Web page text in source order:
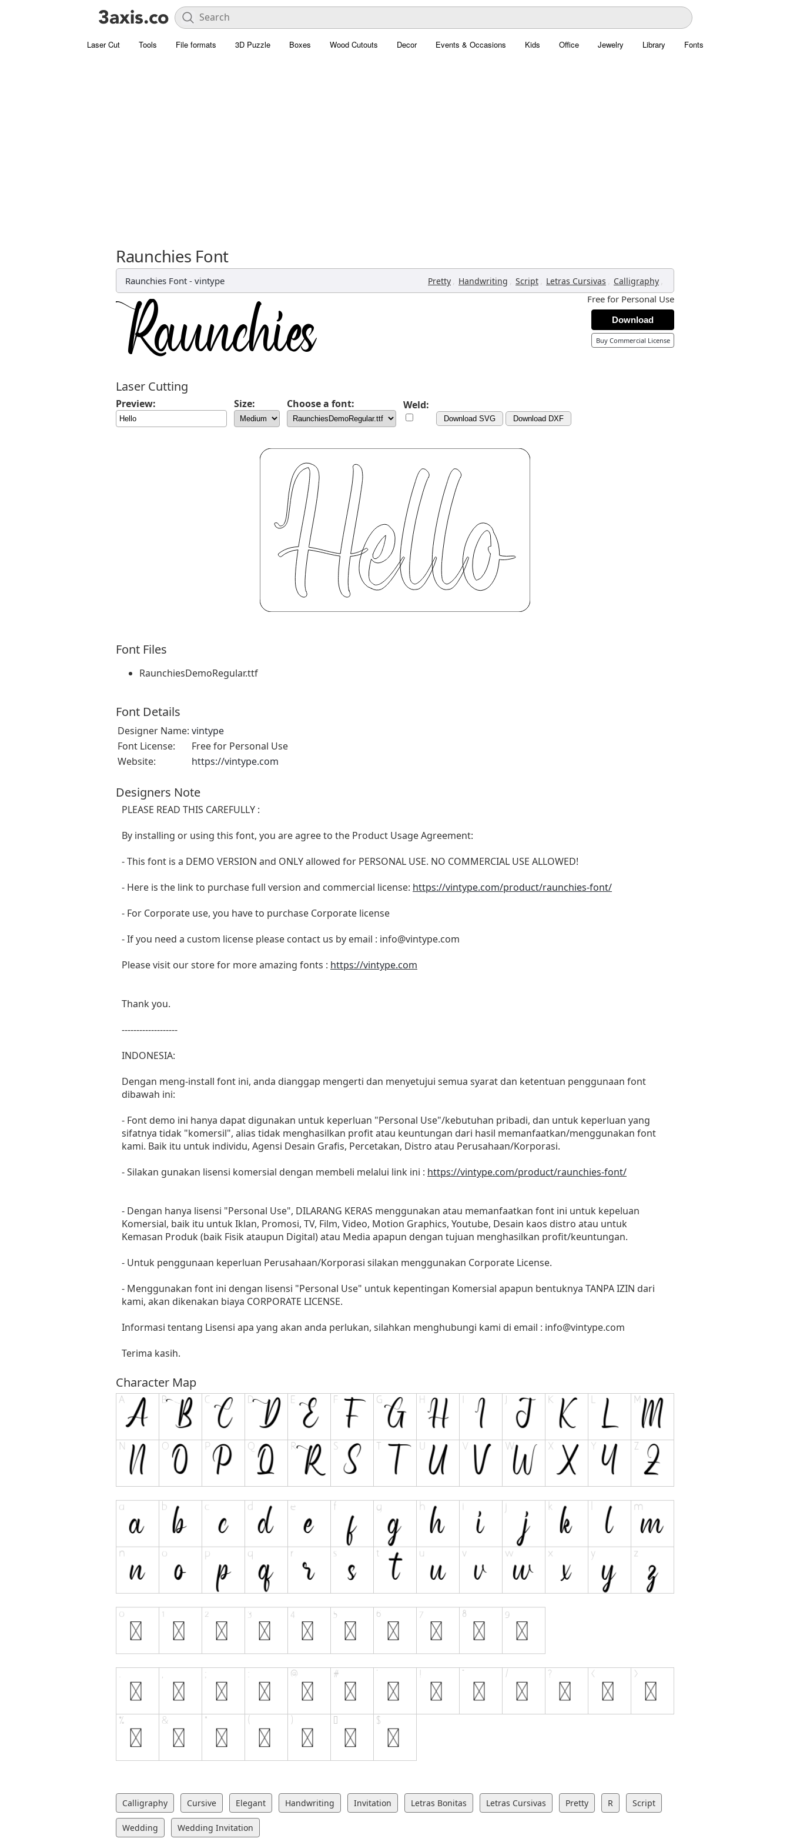
Laser Cut Tools File formats 3D Puzzle Boxes Wood Cutouts Decor Events & Occasions Kids Office Jewelry Library Fonts
Raunchies Font
Raunchies Font - vintype Pretty , Handwriting , Script , Letras Cursivas , Calligraphy ,
Free for Personal Use
Download
Buy Commercial License
Laser Cutting
Preview: Size: Choose a font: Weld:
Download SVG Download DXF
Font Files
RaunchiesDemoRegular.ttf
Font Details
Designer Name: vintype
Font License:
Free for Personal Use
Website:
https://vintype.com
Designers Note
PLEASE READ THIS CAREFULLY :
By installing or using this font, you are agree to the Product Usage Agreement:
- This font is a DEMO VERSION and ONLY allowed for PERSONAL USE. NO COMMERCIAL USE ALLOWED!
- Here is the link to purchase full version and commercial license: https://vintype.com/product/raunchies-font/
- For Corporate use, you have to purchase Corporate license
- If you need a custom license please contact us by email : info@vintype.com
Please visit our store for more amazing fonts : https://vintype.com
Thank you.
-------------------
INDONESIA:
Dengan meng-install font ini, anda dianggap mengerti dan menyetujui semua syarat dan ketentuan penggunaan font
dibawah ini:
- Font demo ini hanya dapat digunakan untuk keperluan "Personal Use"/kebutuhan pribadi, dan untuk keperluan yang
sifatnya tidak "komersil", alias tidak menghasilkan profit atau keuntungan dari hasil memanfaatkan/menggunakan font
kami. Baik itu untuk individu, Agensi Desain Grafis, Percetakan, Distro atau Perusahaan/Korporasi.
- Silakan gunakan lisensi komersial dengan membeli melalui link ini : https://vintype.com/product/raunchies-font/
- Dengan hanya lisensi "Personal Use", DILARANG KERAS menggunakan atau memanfaatkan font ini untuk kepeluan
Komersial, baik itu untuk Iklan, Promosi, TV, Film, Video, Motion Graphics, Youtube, Desain kaos distro atau untuk
Kemasan Produk (baik Fisik ataupun Digital) atau Media apapun dengan tujuan menghasilkan profit/keuntungan.
- Untuk penggunaan keperluan Perusahaan/Korporasi silakan menggunakan Corporate License.
- Menggunakan font ini dengan lisensi "Personal Use" untuk kepentingan Komersial apapun bentuknya TANPA IZIN dari
kami, akan dikenakan biaya CORPORATE LICENSE.
Informasi tentang Lisensi apa yang akan anda perlukan, silahkan menghubungi kami di email : info@vintype.com
Terima kasih.
Character Map
Calligraphy Cursive Elegant Handwriting Invitation Letras Bonitas Letras Cursivas Pretty R Script
Wedding Wedding Invitation